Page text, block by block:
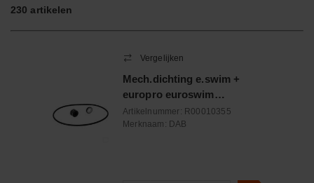
230 artikelen
Vergelijken
Mech.dichting e.swim +
europro euroswim
50/75/100 15mm
Artikelnummer: R00010355
Merknaam: DAB